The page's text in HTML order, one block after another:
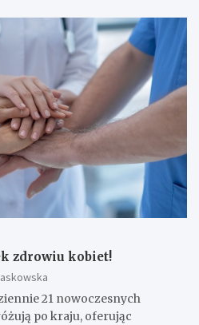
zdrowiu kobiet!
21 nowoczesnych
po kraju, oferując